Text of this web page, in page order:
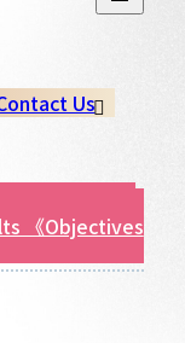
Us
《Objectives